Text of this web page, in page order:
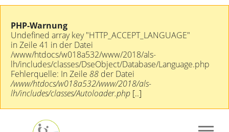
PHP-Warnung
Undefined array key "HTTP_ACCEPT_LANGUAGE"
in Zeile 41 in der Datei
/www/htdocs/w018a532/www/2018/als-
lh/includes/classes/DseObject/Database/Language.php
Fehlerquelle: In Zeile 88 der Datei
/www/htdocs/w018a532/www/2018/als-
lh/includes/classes/Autoloader.php [..]